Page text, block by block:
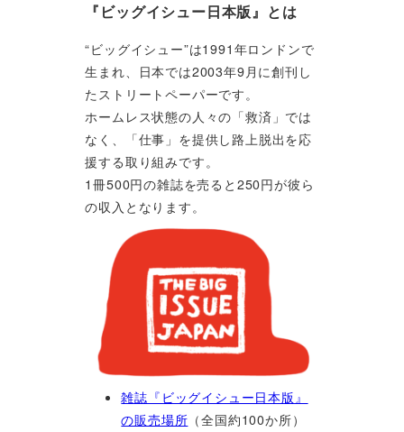
『ビッグイシュー日本版』とは
“ビッグイシュー”は1991年ロンドンで
生まれ、日本では2003年9月に創刊し
たストリートペーパーです。
ホームレス状態の人々の「救済」では
なく、「仕事」を提供し路上脱出を応
援する取り組みです。
1冊500円の雑誌を売ると250円が彼ら
の収入となります。
雑誌『ビッグイシュー日本版』
の販売場所 （全国約100か所）